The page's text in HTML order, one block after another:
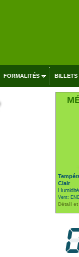
FORMALITÉS BILLETS
Clair
Vent:
Détail